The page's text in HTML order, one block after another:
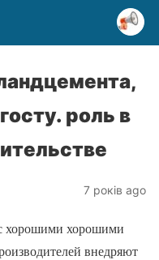
роль в
7 років ago
хорошими хорошими
внедряют